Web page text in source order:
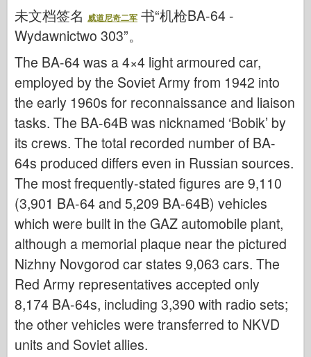
IBG 模型
Icm
泰泰莱里
传说
孟模
塔米亚
三星
特朗普特
兹韦兹达
相册-照片
Dvd
联系
勒杂志
套件
未文档签名 威道尼奇二军 书“机枪BA-64 -
Wydawnictwo 303”。
The BA-64 was a 4×4 light armoured car,
employed by the Soviet Army from 1942 into
the early 1960s for reconnaissance and liaison
tasks. The BA-64B was nicknamed ‘Bobik’ by
its crews. The total recorded number of BA-
64s produced differs even in Russian sources.
The most frequently-stated figures are 9,110
(3,901 BA-64 and 5,209 BA-64B) vehicles
which were built in the GAZ automobile plant,
although a memorial plaque near the pictured
Nizhny Novgorod car states 9,063 cars. The
Red Army representatives accepted only
8,174 BA-64s, including 3,390 with radio sets;
the other vehicles were transferred to NKVD
units and Soviet allies.